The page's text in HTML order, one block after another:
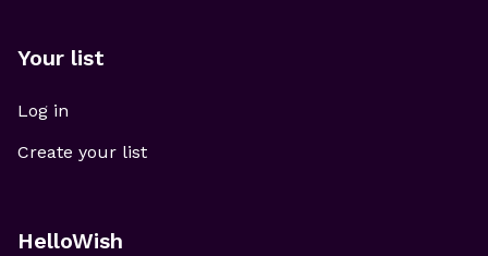
Your list
Log in
Create your list
HelloWish